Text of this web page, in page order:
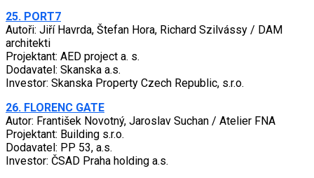
25. PORT7
Autoři: Jiří Havrda, Štefan Hora, Richard Szilvássy / DAM
architekti
Projektant: AED project a. s.
Dodavatel: Skanska a.s.
Investor: Skanska Property Czech Republic, s.r.o.
26. FLORENC GATE
Autor: František Novotný, Jaroslav Suchan / Atelier FNA
Projektant: Building s.r.o.
Dodavatel: PP 53, a.s.
Investor: ČSAD Praha holding a.s.